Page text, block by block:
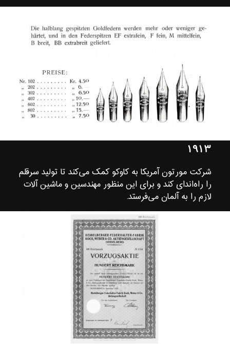
۱۹۱۳
شرکت مورتون آمریکا به کاوکو کمک می‌کند تا تولید سرقلم
را راه‌اندای کند و برای این منظور مهندسین و ماشین آلات
لازم را به آلمان می‌فرستد.